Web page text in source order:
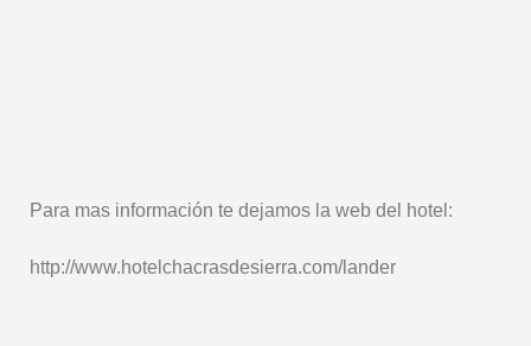
Para mas información te dejamos la web del hotel:
http://www.hotelchacrasdesierra.com/lander